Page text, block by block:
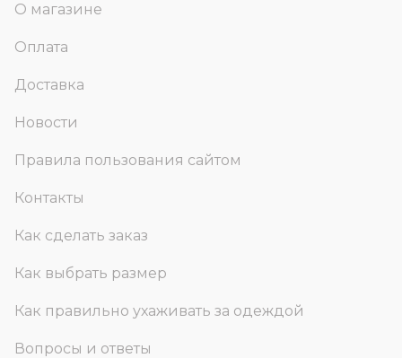
О магазине
Оплата
Доставка
Новости
Правила пользования сайтом
Контакты
Как сделать заказ
Как выбрать размер
Как правильно ухаживать за одеждой
Вопросы и ответы